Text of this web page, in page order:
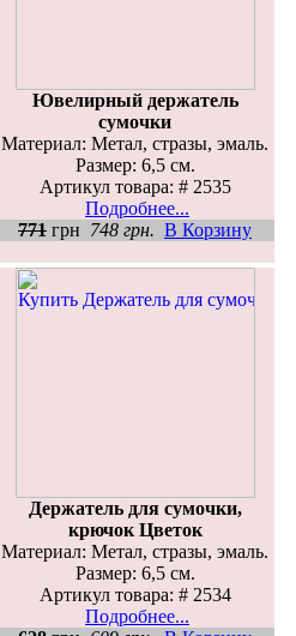
Ювелирный держатель
сумочки
Материал: Метал, стразы, эмаль.
Размер: 6,5 см.
Артикул товара: # 2535
Подробнее...
771 грн 748 грн. В Корзину
Держатель для сумочки,
крючок Цветок
Материал: Метал, стразы, эмаль.
Размер: 6,5 см.
Артикул товара: # 2534
Подробнее...